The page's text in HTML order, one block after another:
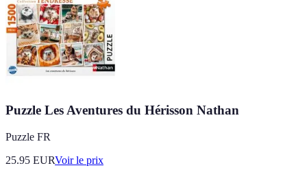
Puzzle Les Aventures du Hérisson Nathan
Puzzle FR
25.95 EURVoir le prix